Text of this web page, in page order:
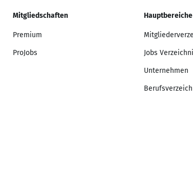
Mitgliedschaften
Premium
ProJobs
Hauptbereiche
Jobs
Unternehmen